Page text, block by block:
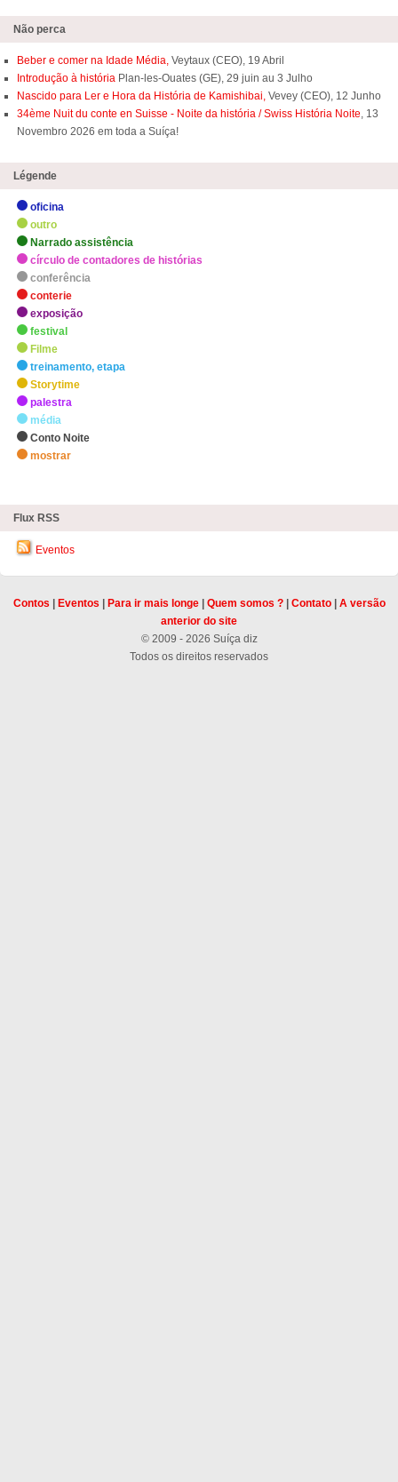
Não perca
Beber e comer na Idade Média, Veytaux (CEO), 19 Abril
Introdução à história Plan-les-Ouates (GE), 29 juin au 3 Julho
Nascido para Ler e Hora da História de Kamishibai, Vevey (CEO), 12 Junho
34ème Nuit du conte en Suisse - Noite da história / Swiss História Noite, 13
Novembro 2026 em toda a Suíça!
Légende
oficina
outro
Narrado assistência
círculo de contadores de histórias
conferência
conterie
exposição
festival
Filme
treinamento, etapa
Storytime
palestra
média
Conto Noite
mostrar
Flux RSS
Eventos
Contos Eventos Para ir mais longe| Quem somos ?| Contato| A versão
anterior do site
© 2009 - 2026 Suíça diz
Todos os direitos reservados